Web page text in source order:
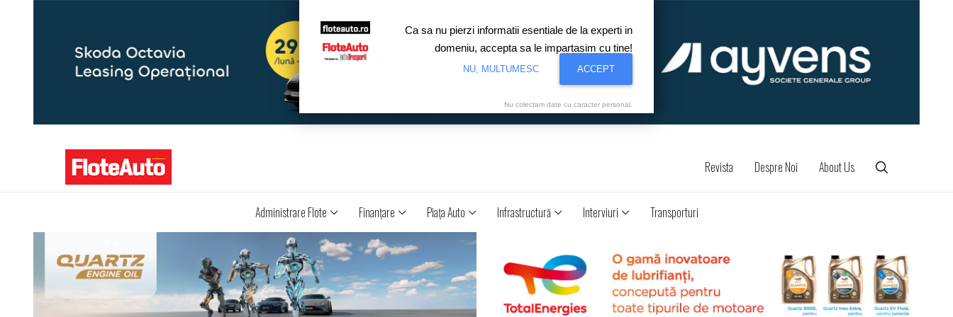
Revista Despre Noi About Us
Administrare Flote Finanţare Piaţa Auto Infrastructură Interviuri Transporturi
Ca sa nu pierzi informatii esentiale de la experti in
domeniu, accepta sa le impartasim cu tine!
NU, MULTUMESC ACCEPT
Nu colectam date cu caracter personal.